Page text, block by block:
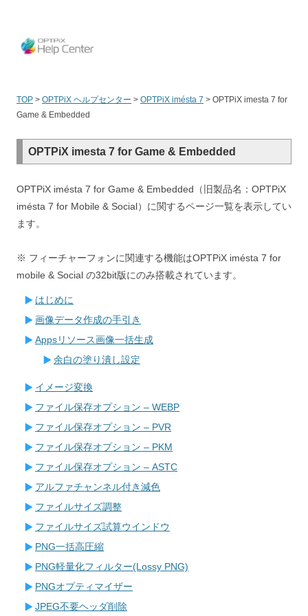
TOP > OPTPiX ヘルプセンター > OPTPiX imésta 7 > OPTPiX imesta 7 for
Game & Embedded
OPTPiX imesta 7 for Game & Embedded
OPTPiX imésta 7 for Game & Embedded（旧製品名：OPTPiX
imésta 7 for Mobile & Social）に関するページ一覧を表示してい
ます。
※ フィーチャーフォンに関連する機能はOPTPiX imésta 7 for
mobile & Social の32bit版にのみ搭載されています。
はじめに
画像データ作成の手引き
Appsリソース画像一括生成
余白の塗り潰し設定
イメージ変換
ファイル保存オプション – WEBP
ファイル保存オプション – PVR
ファイル保存オプション – PKM
ファイル保存オプション – ASTC
アルファチャンネル付き減色
ファイルサイズ調整
ファイルサイズ試算ウインドウ
PNG一括高圧縮
PNG軽量化フィルター(Lossy PNG)
PNGオプティマイザー
JPEG不要ヘッダ削除